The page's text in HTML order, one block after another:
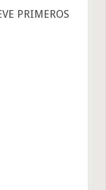
PRIMEROS